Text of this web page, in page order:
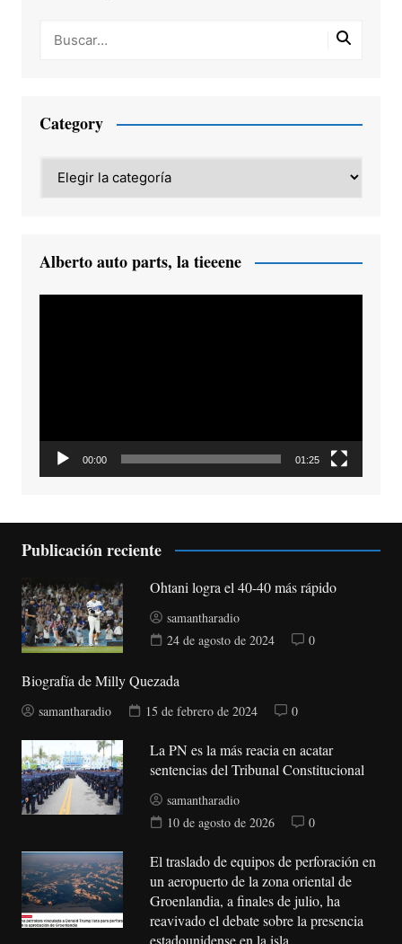
Category
Alberto auto parts, la tieeene
00:00 01:25
Publicación reciente
Ohtani logra el 40-40 más rápido
samantharadio
24 de agosto de 2024
0
Biografía de Milly Quezada
samantharadio 15 de febrero de 2024 0
La PN es la más reacia en acatar
sentencias del Tribunal Constitucional
samantharadio
10 de agosto de 2026
0
El traslado de equipos de perforación en
un aeropuerto de la zona oriental de
Groenlandia, a finales de julio, ha
reavivado el debate sobre la presencia
estadounidense en la isla